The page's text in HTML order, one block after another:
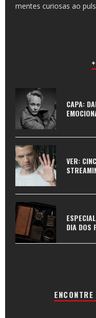
mentes curiosas ao
CAPA:
VER:
DIA DOS